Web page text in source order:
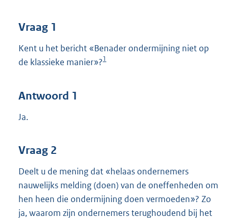
Vraag 1
Kent u het bericht «Benader ondermijning niet op
de klassieke manier»?1
Antwoord 1
Ja.
Vraag 2
Deelt u de mening dat «helaas ondernemers
nauwelijks melding (doen) van de oneffenheden om
hen heen die ondermijning doen vermoeden»? Zo
ja, waarom zijn ondernemers terughoudend bij het